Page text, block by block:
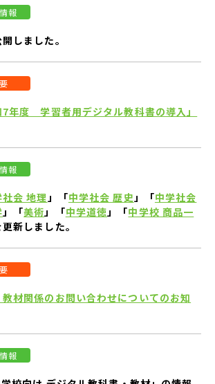
報
しました。
年度 学習者用デジタル教科書の導入」
報
社会 地理」「中学社会 歴史」「中学社会
」「美術」「中学道徳」「中学校 商品一
新しました。
材関係のお問い合わせについてのお知
報